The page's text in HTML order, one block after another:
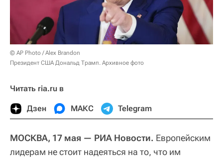
© AP Photo / Alex Brandon
Президент США Дональд Трамп. Архивное фото
Читать ria.ru в
Дзен МАКС Telegram
МОСКВА, 17 мая — РИА Новости. Европейским
лидерам не стоит надеяться на то, что им